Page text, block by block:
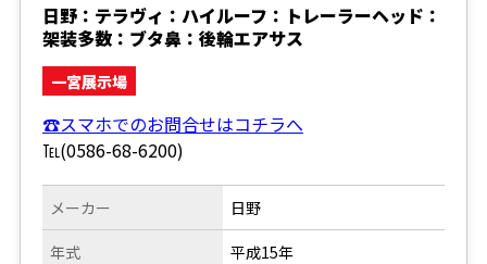
日野：テラヴィ：ハイルーフ：トレーラーヘッド：
架装多数：ブタ鼻：後輪エアサス
一宮展示場
☎スマホでのお問合せはコチラへ
℡(0586-68-6200)
メーカー
年式
日野
平成15年